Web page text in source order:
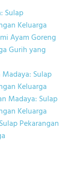
Sulap
Keluarga
Ayam Goreng
Gurih yang
Sulap
Keluarga
Madaya: Sulap
Keluarga
Pekarangan